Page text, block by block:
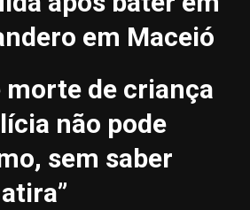
em Maceió
morte de criança
não pode
sem saber